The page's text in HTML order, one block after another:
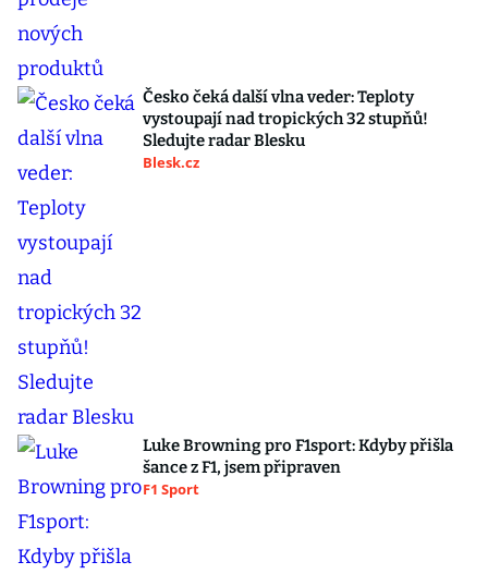
Česko čeká další vlna veder: Teploty
vystoupají nad tropických 32 stupňů!
Sledujte radar Blesku
Blesk.cz
Luke Browning pro F1sport: Kdyby přišla
šance z F1, jsem připraven
F1 Sport